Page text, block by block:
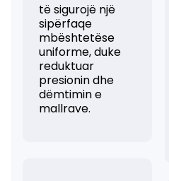
të sigurojë një
sipërfaqe
mbështetëse
uniforme, duke
reduktuar
presionin dhe
dëmtimin e
mallrave.